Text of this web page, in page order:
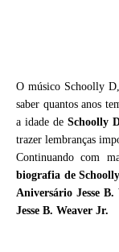
O músico Schoolly
saber quantos anos
a idade de Schoolly
trazer lembranças
Continuando com
biografia de
Aniversário Jesse B.
Jesse B. Weaver Jr.